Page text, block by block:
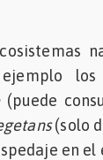
(puede
(solo
en